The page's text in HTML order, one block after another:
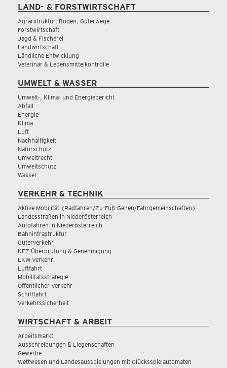
LAND- & FORSTWIRTSCHAFT
Agrarstruktur, Boden, Güterwege
Forstwirtschaft
Jagd & Fischerei
Landwirtschaft
Ländliche Entwicklung
Veterinär & Lebensmittelkontrolle
UMWELT & WASSER
Umwelt-, Klima- und Energiebericht
Abfall
Energie
Klima
Luft
Nachhaltigkeit
Naturschutz
Umweltrecht
Umweltschutz
Wasser
VERKEHR & TECHNIK
Aktive Mobilität (Radfahren/Zu-Fuß-Gehen/Fahrgemeinschaften)
Landesstraßen in Niederösterreich
Autofahren in Niederösterreich
Bahninfrastruktur
Güterverkehr
KFZ-Überprüfung & Genehmigung
LKW Verkehr
Luftfahrt
Mobilitätsstrategie
Öffentlicher Verkehr
Schifffahrt
Verkehrssicherheit
WIRTSCHAFT & ARBEIT
Arbeitsmarkt
Ausschreibungen & Liegenschaften
Gewerbe
Wettwesen und Landesausspielungen mit Glücksspielautomaten